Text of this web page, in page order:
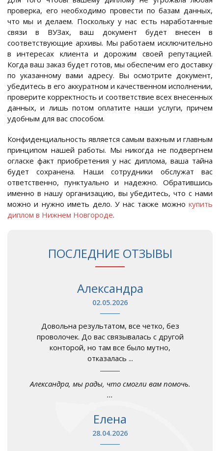
проверка, его необходимо провести по базам данных,
что мы и делаем. Поскольку у нас есть наработанные
связи в ВУЗах, ваш документ будет внесен в
соответствующие архивы. Мы работаем исключительно
в интересах клиента и дорожим своей репутацией.
Когда ваш заказ будет готов, мы обеспечим его доставку
по указанному вами адресу. Вы осмотрите документ,
убедитесь в его аккуратном и качественном исполнении,
проверите корректность и соответствие всех внесенных
данных, и лишь потом оплатите наши услуги, причем
удобным для вас способом.
Конфиденциальность является самым важным и главным
принципом нашей работы. Мы никогда не подвергнем
огласке факт приобретения у нас диплома, ваша тайна
будет сохранена. Наши сотрудники обслужат вас
ответственно, пунктуально и надежно. Обратившись
именно в нашу организацию, вы убедитесь, что с нами
можно и нужно иметь дело. У нас также можно купить
диплом в Нижнем Новгороде.
ПОСЛЕДНИЕ ОТЗЫВЫ
Александра
02.05.2026
Довольна результатом, все четко, без
проволочек. До вас связывалась с другой
конторой, но там все было мутно,
отказалась ...
Александра, мы рады, что смогли вам помочь.
...
Елена
28.04.2026